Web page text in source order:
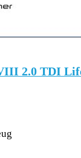
2.0 TDI